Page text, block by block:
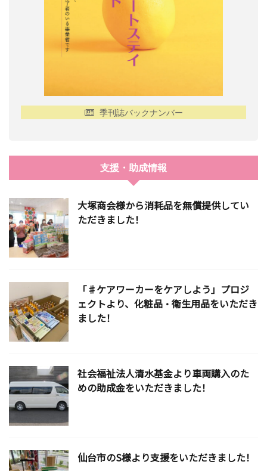
季刊誌バックナンバー
支援・助成情報
大塚商会様から消耗品を無償提供してい
ただきました！
「♯ケアワーカーをケアしよう」プロジ
ェクトより、化粧品・衛生用品をいただき
ました！
社会福祉法人清水基金より車両購入のた
めの助成金をいただきました！
仙台市のS様より支援をいただきました！